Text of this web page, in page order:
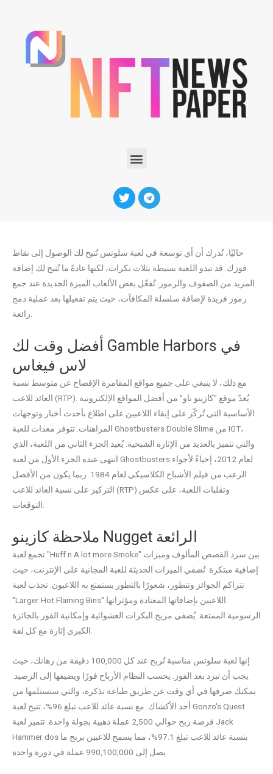
حاليًا، نُدرك أن أي توسعة في لعبة سلوتس تُتيح لك الوصول إلى نقاط
فوزك. قد تبدو اللعبة بسيطة بثلاث بكرات، لكنها عادةً ما تُتيح لك إضافة
المزيد من الصفوف والرموز.تُفعّل بعض الألعاب الميزة الجديدة عند جمع
رموز فريدة لإضافة سلسلة المكافآت، حيث يتم تفعيلها بعد عملية دمج
رائعة.
أفضل وقت لك Gamble Harbors في
لاس فيغاس
مع ذلك، لا ينبغي على جميع مواقع المقامرة الإفصاح عن متوسط ​​نسبة
العائد للاعب (RTP). يُعدّ موقع "كازينو ناو" من أفضل المواقع الإلكترونية
الأساسية التي تُركّز على إبقاء اللاعبين على اطلاع بأحدث أخبار وتوجهات
المراهنات. تتوفر معدات للعبة Ghostbusters Double Slime من IGT،
والتي تتميز بالعديد من الإثارة الشبحية. يُعيد الجزء الثاني من اللعبة، الذي
انتهى عنده الجزء الأول من لعبة Ghostbusters لعام 2012، إحياءً لأجواء
الرعب من فيلم الأشباح الكلاسيكي لعام 1984. ربما يكون من الأفضل
التركيز على نسبة العائد للاعب (RTP) وتقلبات اللعبة، على عكس
التوقعات.
ملاحظة كازينو Nugget الرائعة
تجمع لعبة "Huff n A lot more Smoke" بين سرد القصص المألوف وميزات
إضافية مبتكرة. تُضفي الميزات الحديثة للعبة المجانية على الإنترنت، حيث
تتراكم الجوائز وتتطور، شعورًا بالتطور يستمتع به اللاعبون. تجذب لعبة
"Larger Hot Flaming Bins" اللاعبين بإضافاتها المعتادة ومؤثراتها
الرسومية الممتعة. يُضفي مزيج البكرات العشوائية وإمكانية الفوز بالجائزة
الكبرى إثارة مع كل لفة.
إنها لعبة سلوتس مناسبة تُربح عند كل 100,000 دقيقة من رهانك، حيث
يجب أن تبرد بعد الفوز. يحسب النظام الأرباح فورًا ويضيفها إلى الرصيد.
يمكنك صرفها في أي وقت عن طريق طباعة تذكرة، والتي ستستلمها من
أحد الأكشاك. مع نسبة عائد للاعب تبلغ 96%، تتيح لعبة Gonzo's Quest
فرصة ربح حوالي 2,500 عملة ذهبية بجولة واحدة. تتميز لعبة Jack
Hammer dos بنسبة عائد للاعب تبلغ 97.1%، مما يسمح للاعبين بربح ما
يصل إلى 990,100,000 عملة في دورة واحدة.